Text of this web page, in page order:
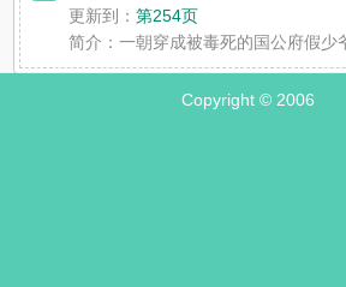
更新到：第254页
简介：一朝穿成被毒死的国公府假
Copyright © 2006